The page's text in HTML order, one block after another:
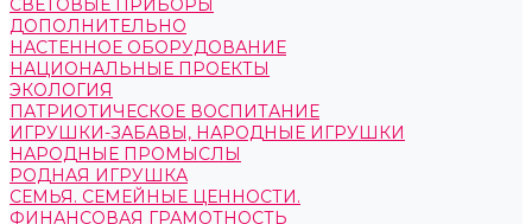
СВЕТОВЫЕ ПРИБОРЫ
ДОПОЛНИТЕЛЬНО
НАСТЕННОЕ ОБОРУДОВАНИЕ
НАЦИОНАЛЬНЫЕ ПРОЕКТЫ
ЭКОЛОГИЯ
ПАТРИОТИЧЕСКОЕ ВОСПИТАНИЕ
ИГРУШКИ-ЗАБАВЫ, НАРОДНЫЕ ИГРУШКИ
НАРОДНЫЕ ПРОМЫСЛЫ
РОДНАЯ ИГРУШКА
СЕМЬЯ. СЕМЕЙНЫЕ ЦЕННОСТИ.
ФИНАНСОВАЯ ГРАМОТНОСТЬ